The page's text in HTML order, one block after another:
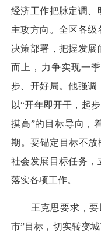
经济工作把脉定调、
主攻方向。全区各
决策部署，把握发
而上，力争实现一
步、开好局。他强
以“开年即开干，起
摸高”的目标导向，
期。要锚定目标不放
社会发展目标任务，
落实各项工作。
王克思要求，要
市”目标，切实转变